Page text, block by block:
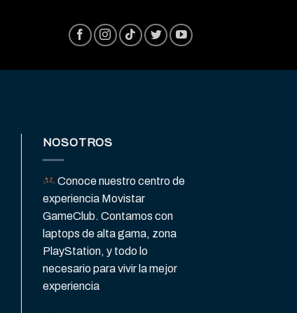
NOSOTROS
Conoce nuestro centro de
experiencia Movistar
GameClub. Contamos con
laptops de alta gama, zona
PlayStation, y todo lo
necesario para vivir la mejor
experiencia